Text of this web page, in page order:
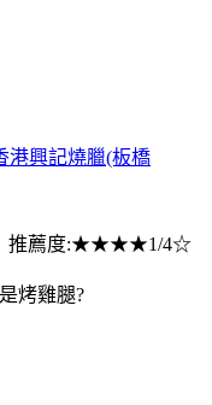
港興記燒臘(板橋
)】推薦度:★★★★1/4☆
烤雞腿?